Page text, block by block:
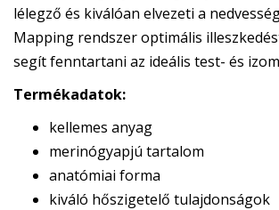
lélegző és kiválóan elvezeti a
Mapping rendszer optimális
segít fenntartani az ideális test- és
Termékadatok:
kellemes anyag
merinógyapjú tartalom
anatómiai forma
kiváló hőszigetelő tulajdonságok